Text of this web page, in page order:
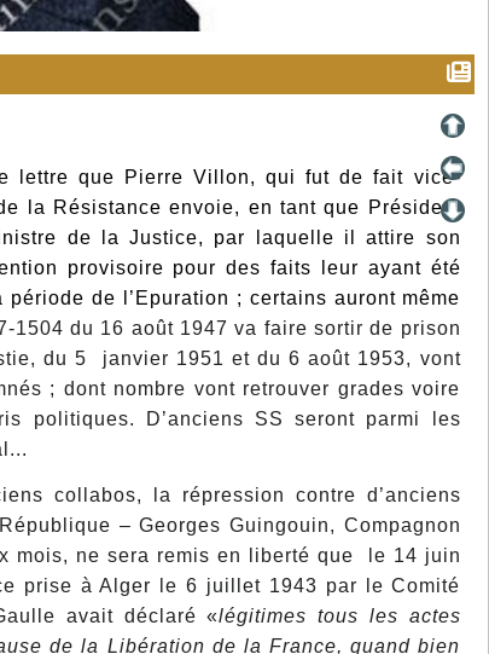
lettre que Pierre Villon, qui fut de fait vice-
la Résistance envoie, en tant que Président
de la Justice, par laquelle il attire son
provisoire pour des faits leur ayant été
de l’Epuration ; certains auront même
1504 du 16 août 1947 va faire sortir de prison
du 5 janvier 1951 et du 6 août 1953, vont
; dont nombre vont retrouver grades voire
politiques. D’anciens SS seront parmi les
collabos, la répression contre d’anciens
République – Georges Guingouin, Compagnon
mois, ne sera remis en liberté que le 14 juin
prise à Alger le 6 juillet 1943 par le Comité
avait déclaré «légitimes tous les actes
de la Libération de la France, quand bien